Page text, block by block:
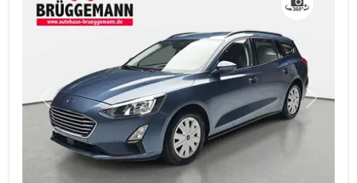
Previous Next